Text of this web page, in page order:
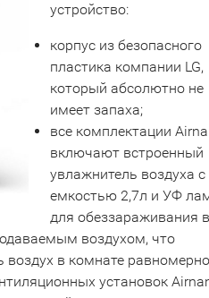
устройство:
корпус из безопасного
пластика компании LG,
который абсолютно не
имеет запаха;
все комплектации
включают встроенный
увлажнитель воздуха с
емкостью 2,7л и УФ
для обеззараживания
воздухом, что
воздух в комнате
установок